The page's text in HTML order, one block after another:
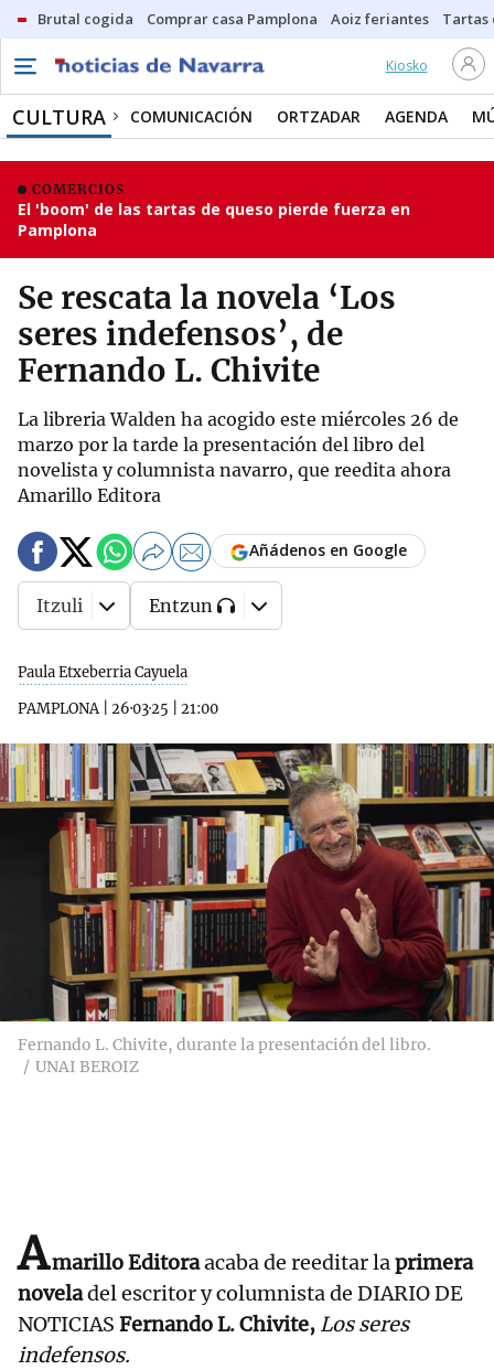
Brutal cogida Comprar casa Pamplona Aoiz feriantes Tartas
Kiosko
CULTURA COMUNICACIÓN ORTZADAR AGENDA
COMERCIOS
El 'boom' de las tartas de queso pierde fuerza en
Pamplona
Se rescata la novela ‘Los
seres indefensos’, de
Fernando L. Chivite
La libreria Walden ha acogido este miércoles 26 de
marzo por la tarde la presentación del libro del
novelista y columnista navarro, que reedita ahora
Amarillo Editora
Paula Etxeberria Cayuela
PAMPLONA| 26·03·25 21:00
Añádenos en Google
Itzuli Entzun
Fernando L. Chivite, durante la presentación del libro.
UNAI BEROIZ
Amarillo Editoraacaba de reeditar laprimera
noveladel escritor y columnista de DIARIO DE
NOTICIAS Fernando L. Chivite, Los seres
indefensos.